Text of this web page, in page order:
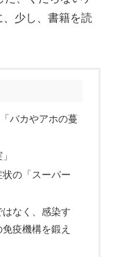
少し、書籍を読
バカやアホの蔓
の「スーパー
なく、感染す
疫機構を鍛え